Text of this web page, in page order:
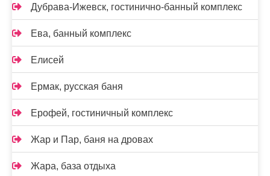
Дубрава-Ижевск, гостинично-банный комплекс
Ева, банный комплекс
Елисей
Ермак, русская баня
Ерофей, гостиничный комплекс
Жар и Пар, баня на дровах
Жара, база отдыха